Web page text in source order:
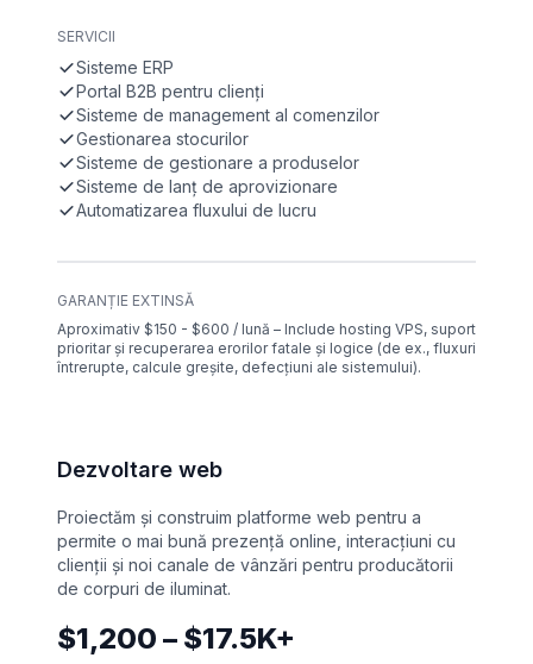
SERVICII
Sisteme ERP
Portal B2B pentru clienți
Sisteme de management al comenzilor
Gestionarea stocurilor
Sisteme de gestionare a produselor
Sisteme de lanț de aprovizionare
Automatizarea fluxului de lucru
GARANȚIE EXTINSĂ
Aproximativ $150 - $600 / lună – Include hosting VPS, suport
prioritar și recuperarea erorilor fatale și logice (de ex., fluxuri
întrerupte, calcule greșite, defecțiuni ale sistemului).
Dezvoltare web
Proiectăm și construim platforme web pentru a
permite o mai bună prezență online, interacțiuni cu
clienții și noi canale de vânzări pentru producătorii
de corpuri de iluminat.
$1,200 – $17.5K+